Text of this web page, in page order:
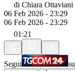
di Chiara Ottaviani
06 Feb 2026 - 23:29
06 Feb 2026 - 23:29
01:21
Segui su